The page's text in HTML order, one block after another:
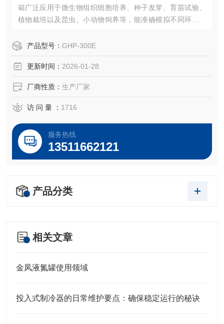
箱广泛应用于微生物组织细胞培养、种子发芽、育苗试验、
植物栽培以及昆虫、小动物饲养等，能准确模拟不同环境气
业等科研单位，从事生产科研作恒温、光照实验培养的装
产品型号： GHP-300E
更新时间： 2026-01-28
厂商性质： 生产厂家
访 问 量 ： 1716
服务热线
13511662121
产品分类
相关文章
金凤液氮罐使用领域
投入式制冷器的日常维护要点：确保稳定运行的秘诀